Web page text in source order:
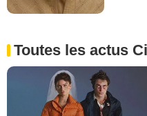
Toutes les actus